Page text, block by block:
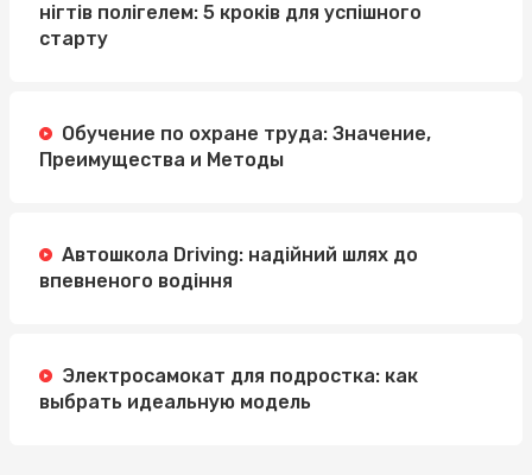
нігтів полігелем: 5 кроків для успішного
старту
Обучение по охране труда: Значение,
Преимущества и Методы
Автошкола Driving: надійний шлях до
впевненого водіння
Электросамокат для подростка: как
выбрать идеальную модель